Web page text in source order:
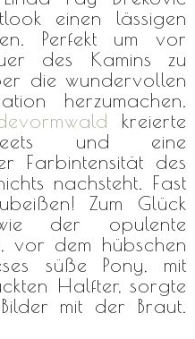
einen lässigen
Perfekt um vor
des Kamins zu
die wundervollen
herzumachen.
kreierte
und eine
Farbintensität des
nachsteht. Fast
Zum Glück
der opulente
vor dem hübschen
süße Pony, mit
Halfter, sorgte
mit der Braut.